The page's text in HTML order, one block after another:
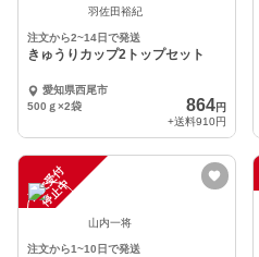
羽佐田裕紀
注文から2~14日で発送
きゅうりカップ2トップセット
愛知県西尾市
500ｇ×2袋
864円
+送料910円
注
文
受
付
停
止
中
山内一将
注文から1~10日で発送